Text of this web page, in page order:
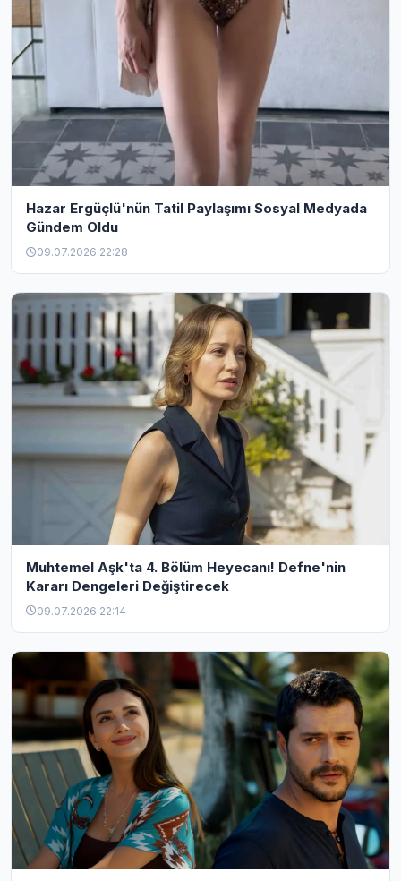
Hazar Ergüçlü'nün Tatil Paylaşımı Sosyal Medyada
Gündem Oldu
09.07.2026 22:28
Muhtemel Aşk'ta 4. Bölüm Heyecanı! Defne'nin
Kararı Dengeleri Değiştirecek
09.07.2026 22:14